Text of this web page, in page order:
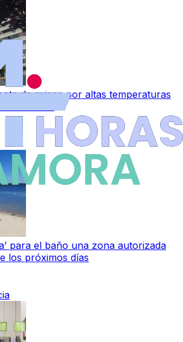
de avisos por altas temperaturas
sábado
para el baño una zona autorizada
los próximos días